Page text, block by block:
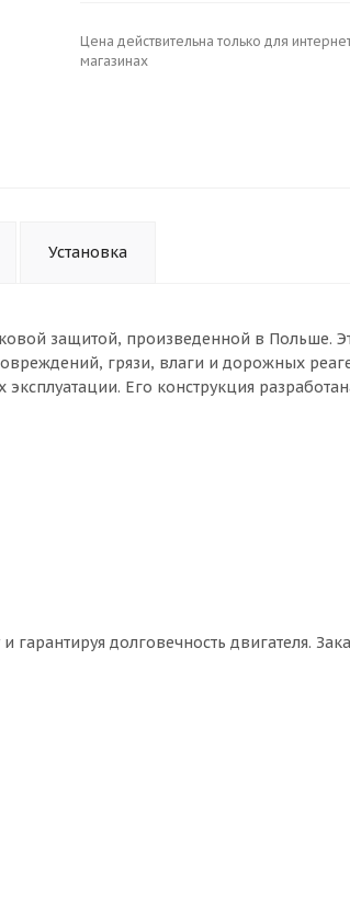
Цена действительна только для
магазинах
Установка
защитой, произведенной в Польше.
грязи, влаги и дорожных
Его конструкция
долговечность двигателя.